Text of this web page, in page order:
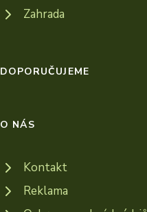
Zahrada
DOPORUČUJEME
O NÁS
Kontakt
Reklama